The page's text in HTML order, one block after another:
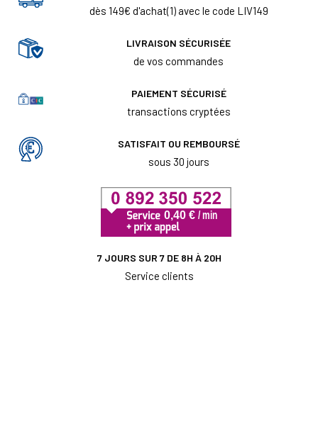
dès 149€ d'achat(1) avec le code LIV149
LIVRAISON SÉCURISÉE
de vos commandes
PAIEMENT SÉCURISÉ
transactions cryptées
SATISFAIT OU REMBOURSÉ
sous 30 jours
7 JOURS SUR 7 DE 8H À 20H
Service clients